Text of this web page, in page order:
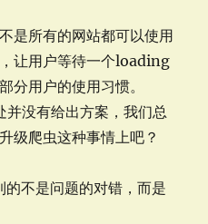
是所有的网站都可以使用
让用户等待一个loading
分用户的使用习惯。
并没有给出方案，我们总
级爬虫这种事情上吧？
不是问题的对错，而是